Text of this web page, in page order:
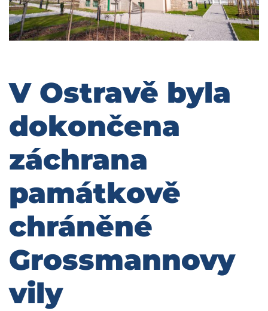
V Ostravě byla
dokončena
záchrana
památkově
chráněné
Grossmannovy
vily